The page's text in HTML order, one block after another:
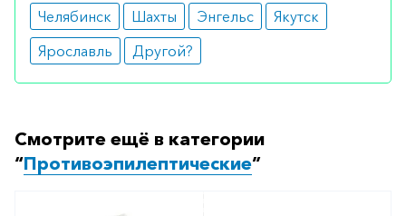
Челябинск
Шахты Энгельс
Якутск
Ярославль
Другой?
Смотрите ещё в категории
“Противоэпилептические”